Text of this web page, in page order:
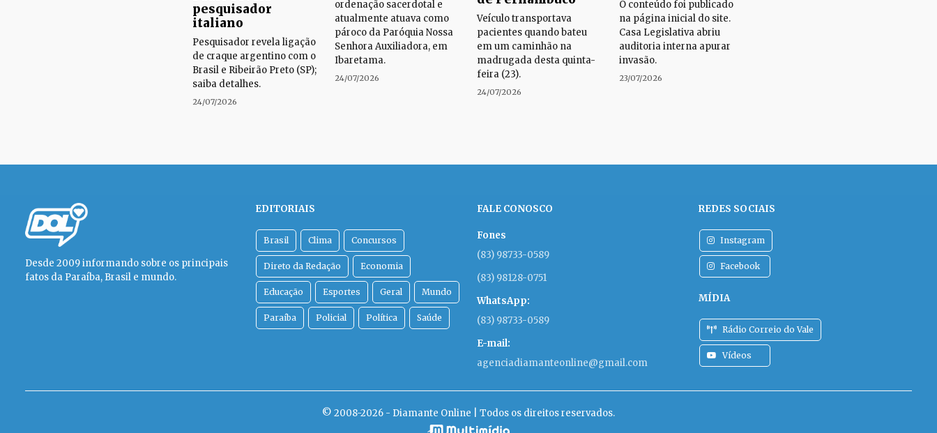
pesquisador
italiano
Pesquisador revela ligação
de craque argentino com o
Brasil e Ribeirão Preto (SP);
saiba detalhes.
24/07/2026
ordenação sacerdotal e
atualmente atuava como
pároco da Paróquia Nossa
Senhora Auxiliadora, em
Ibaretama.
24/07/2026
Veículo transportava
pacientes quando bateu
em um caminhão na
madrugada desta quinta-
feira (23).
24/07/2026
O conteúdo foi publicado
na página inicial do site.
Casa Legislativa abriu
auditoria interna apurar
invasão.
23/07/2026
Desde 2009 informando sobre os principais
fatos da Paraíba, Brasil e mundo.
EDITORIAIS
Brasil Clima Concursos
Direto da Redação Economia
Educação Esportes Geral Mundo
Paraíba Policial Política Saúde
FALE CONOSCO
Fones
(83) 98733-0589
(83) 98128-0751
WhatsApp:
(83) 98733-0589
E-mail:
agenciadiamanteonline@gmail.com
REDES SOCIAIS
Instagram
Facebook
MÍDIA
Rádio Correio do Vale
Vídeos
© 2008-2026 - Diamante Online | Todos os direitos reservados.